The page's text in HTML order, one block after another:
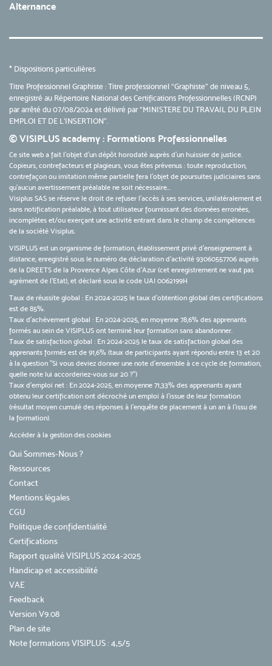
Alternance
* Dispositions particulières
Titre Professionnel Graphiste : Titre professionnel “Graphiste” de niveau 5,
enregistré au Répertoire National des Certifications Professionnelles (RCNP)
par arrêté du 07/08/2024 et délivré par “MINISTERE DU TRAVAIL DU PLEIN
EMPLOI ET DE L'INSERTION”.
© VISIPLUS academy : Formations Professionnelles
Ce site web a fait l'objet d'un dépôt horodaté auprès d'un huissier de justice.
Copieurs, contrefacteurs et plagieurs, vous êtes prévenus : toute reproduction,
contrefaçon ou imitation même partielle fera l'objet de poursuites judiciaires sans
qu’aucun avertissement préalable ne soit nécessaire...
Visiplus SAS se réserve le droit de refuser l'accès à ses services, unilatéralement et
sans notification préalable, à tout utilisateur fournissant des données erronées,
incomplètes et/ou exerçant une activité entrant dans le champ de compétences
de la société Visiplus.
VISIPLUS est un organisme de formation, établissement privé d’enseignement à
distance, enregistré sous le numéro de déclaration d’activité 93060557706 auprès
de la DREETS de la Provence Alpes Côte d’Azur (cet enregistrement ne vaut pas
agrément de l’Etat), et déclaré sous le code UAI 0062199H
Taux de réussite global : En 2024-2025 le taux d'obtention global des certifications
est de 85%.
Taux d’achèvement global : En 2024-2025, en moyenne 78,6% des apprenants
formés au sein de VISIPLUS ont terminé leur formation sans abandonner.
Taux de satisfaction global : En 2024-2025 le taux de satisfaction global des
apprenants formés est de 91,6% (taux de participants ayant répondu entre 13 et 20
à la question "Si vous deviez donner une note d’ensemble à ce cycle de formation,
quelle note lui accorderiez-vous sur 20 ?")
Taux d’emploi net : En 2024-2025, en moyenne 71,33% des apprenants ayant
obtenu leur certification ont décroché un emploi à l'issue de leur formation
(résultat moyen cumulé des réponses à l'enquête de placement à un an à l'issu de
la formation).
Accéder à la gestion des cookies
Qui Sommes-Nous ?
Ressources
Contact
Mentions légales
CGU
Politique de confidentialité
Certifications
Rapport qualité VISIPLUS 2024-2025
Handicap et accessibilité
VAE
Feedback
Version V9.08
Plan de site
Note formations VISIPLUS : 4,5/5